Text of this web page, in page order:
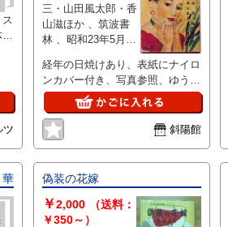
ツ
三・山田風太郎・香
山滋ほか 、筑波書
林 、昭和23年5月
経年の日焼けあり、表紙にナイロ
ンカバー付き、写真参照、ゆうメ
ール180円。
斜陽館
華 偽装の花嫁
￥2,000
（送料：
￥350～）